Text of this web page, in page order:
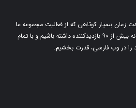
زمان بسیار کوتاهی که از فعالیت مجموعه ما
می‌گذرد، حالا توانسته‌ایم ماهانه بیش از ۹۰ بازدیدکننده داشته باشیم و با تمام
را در وب فارسی، قدرت بخشیم.